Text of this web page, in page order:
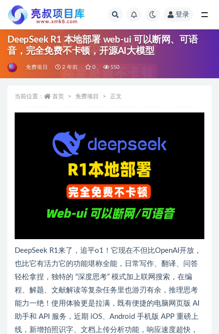
登录
DeepSeek R1 本地部署 web-ui 可以断网、可语
音，完全免费不卡顿，开源AI大模型
免费项目 2 年前 0 550
当前位置： 首页 免费项目 正文
DeepSeek R1来了，追平o1！它现在不但比OpenAI开放，
也比它有活力它的功能堪称全能，日常写作、翻译、问答
轻松拿捏，独特的 “深度思考” 模式加上联网搜索，在编
程、解题、文献解读等复杂任务里也游刃有余，推理思考
能力一绝！使用体验更是拉满，既有便捷的电脑网页版 AI
助手和 API 服务，近期 iOS、Android 手机版 APP 重磅上
线，新增拍照识字、文档上传分析功能，响应速度超快，